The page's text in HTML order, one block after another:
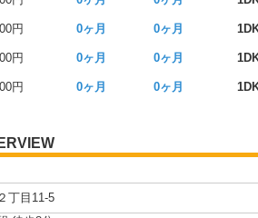
円 0ヶ月 0ヶ月
円 0ヶ月 0ヶ月
円 0ヶ月 0ヶ月
２丁目11-5